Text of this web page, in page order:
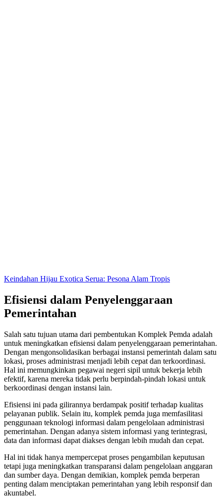
Keindahan Hijau Exotica Serua: Pesona Alam Tropis
Efisiensi dalam Penyelenggaraan
Pemerintahan
Salah satu tujuan utama dari pembentukan Komplek Pemda adalah
untuk meningkatkan efisiensi dalam penyelenggaraan pemerintahan.
Dengan mengonsolidasikan berbagai instansi pemerintah dalam satu
lokasi, proses administrasi menjadi lebih cepat dan terkoordinasi.
Hal ini memungkinkan pegawai negeri sipil untuk bekerja lebih
efektif, karena mereka tidak perlu berpindah-pindah lokasi untuk
berkoordinasi dengan instansi lain.
Efisiensi ini pada gilirannya berdampak positif terhadap kualitas
pelayanan publik. Selain itu, komplek pemda juga memfasilitasi
penggunaan teknologi informasi dalam pengelolaan administrasi
pemerintahan. Dengan adanya sistem informasi yang terintegrasi,
data dan informasi dapat diakses dengan lebih mudah dan cepat.
Hal ini tidak hanya mempercepat proses pengambilan keputusan
tetapi juga meningkatkan transparansi dalam pengelolaan anggaran
dan sumber daya. Dengan demikian, komplek pemda berperan
penting dalam menciptakan pemerintahan yang lebih responsif dan
akuntabel.